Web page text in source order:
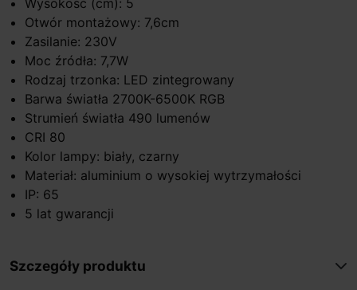
Otwór montażowy: 7,6cm
Zasilanie: 230V
Moc źródła: 7,7W
Rodzaj trzonka: LED zintegrowany
Barwa światła 2700K-6500K RGB
Strumień światła 490 lumenów
CRI 80
Kolor lampy: biały, czarny
Materiał: aluminium o wysokiej wytrzymałości
IP: 65
5 lat gwarancji
Szczegóły produktu